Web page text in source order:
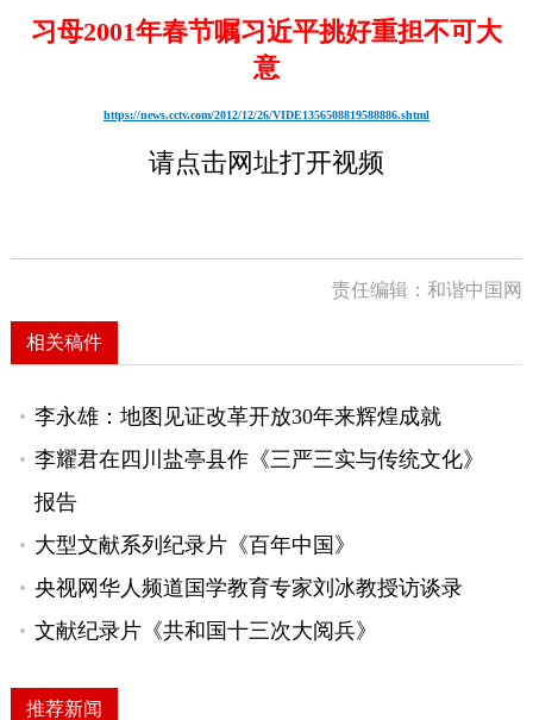
习母2001年春节嘱习近平挑好重担不可大
意
https://news.cctv.com/2012/12/26/VIDE1356508819588886.shtml
请点击网址打开视频
责任编辑：和谐中国网
相关稿件
李永雄：地图见证改革开放30年来辉煌成就
李耀君在四川盐亭县作《三严三实与传统文化》
报告
大型文献系列纪录片《百年中国》
央视网华人频道国学教育专家刘冰教授访谈录
文献纪录片《共和国十三次大阅兵》
推荐新闻